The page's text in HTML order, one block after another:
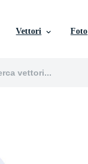
Vettori Foto